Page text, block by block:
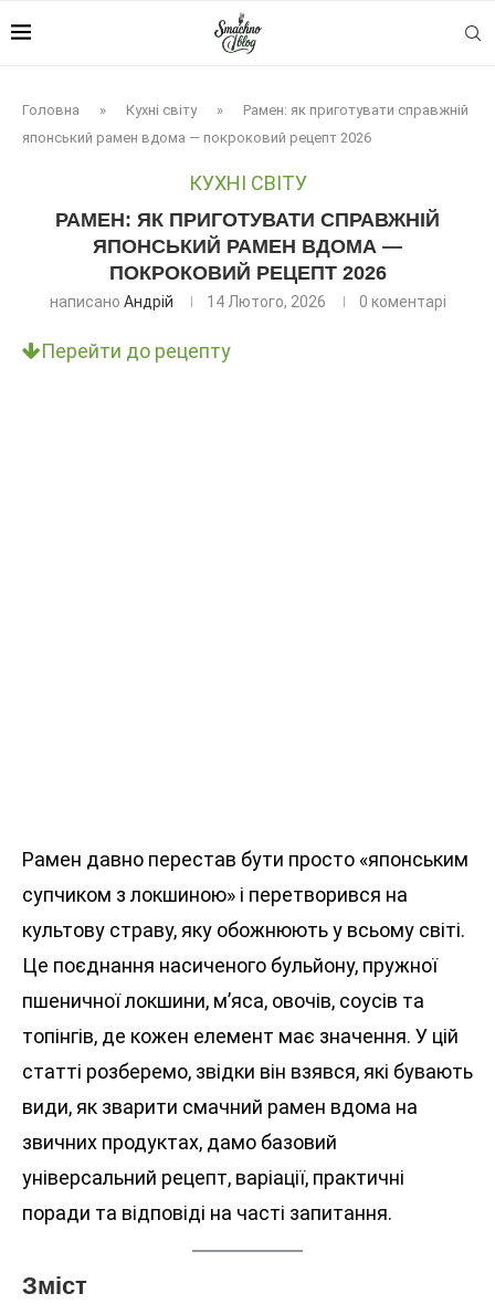
Головна » Кухні світу »
Рамен: як приготувати справжній
японський рамен вдома — покроковий рецепт 2026
КУХНІ СВІТУ
РАМЕН: ЯК ПРИГОТУВАТИ СПРАВЖНІЙ
ЯПОНСЬКИЙ РАМЕН ВДОМА —
ПОКРОКОВИЙ РЕЦЕПТ 2026
написано Андрій 14 Лютого, 2026 0 коментарі
Перейти до рецепту
Рамен давно перестав бути просто «японським
супчиком з локшиною» і перетворився на
культову страву, яку обожнюють у всьому світі.
Це поєднання насиченого бульйону, пружної
пшеничної локшини, м’яса, овочів, соусів та
топінгів, де кожен елемент має значення. У цій
статті розберемо, звідки він взявся, які бувають
види, як зварити смачний рамен вдома на
звичних продуктах, дамо базовий
універсальний рецепт, варіації, практичні
поради та відповіді на часті запитання.
Зміст